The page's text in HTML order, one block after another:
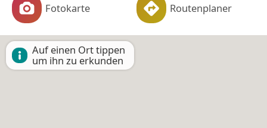
Fotokarte Routenplaner
Auf einen Ort tippen
um ihn zu erkunden